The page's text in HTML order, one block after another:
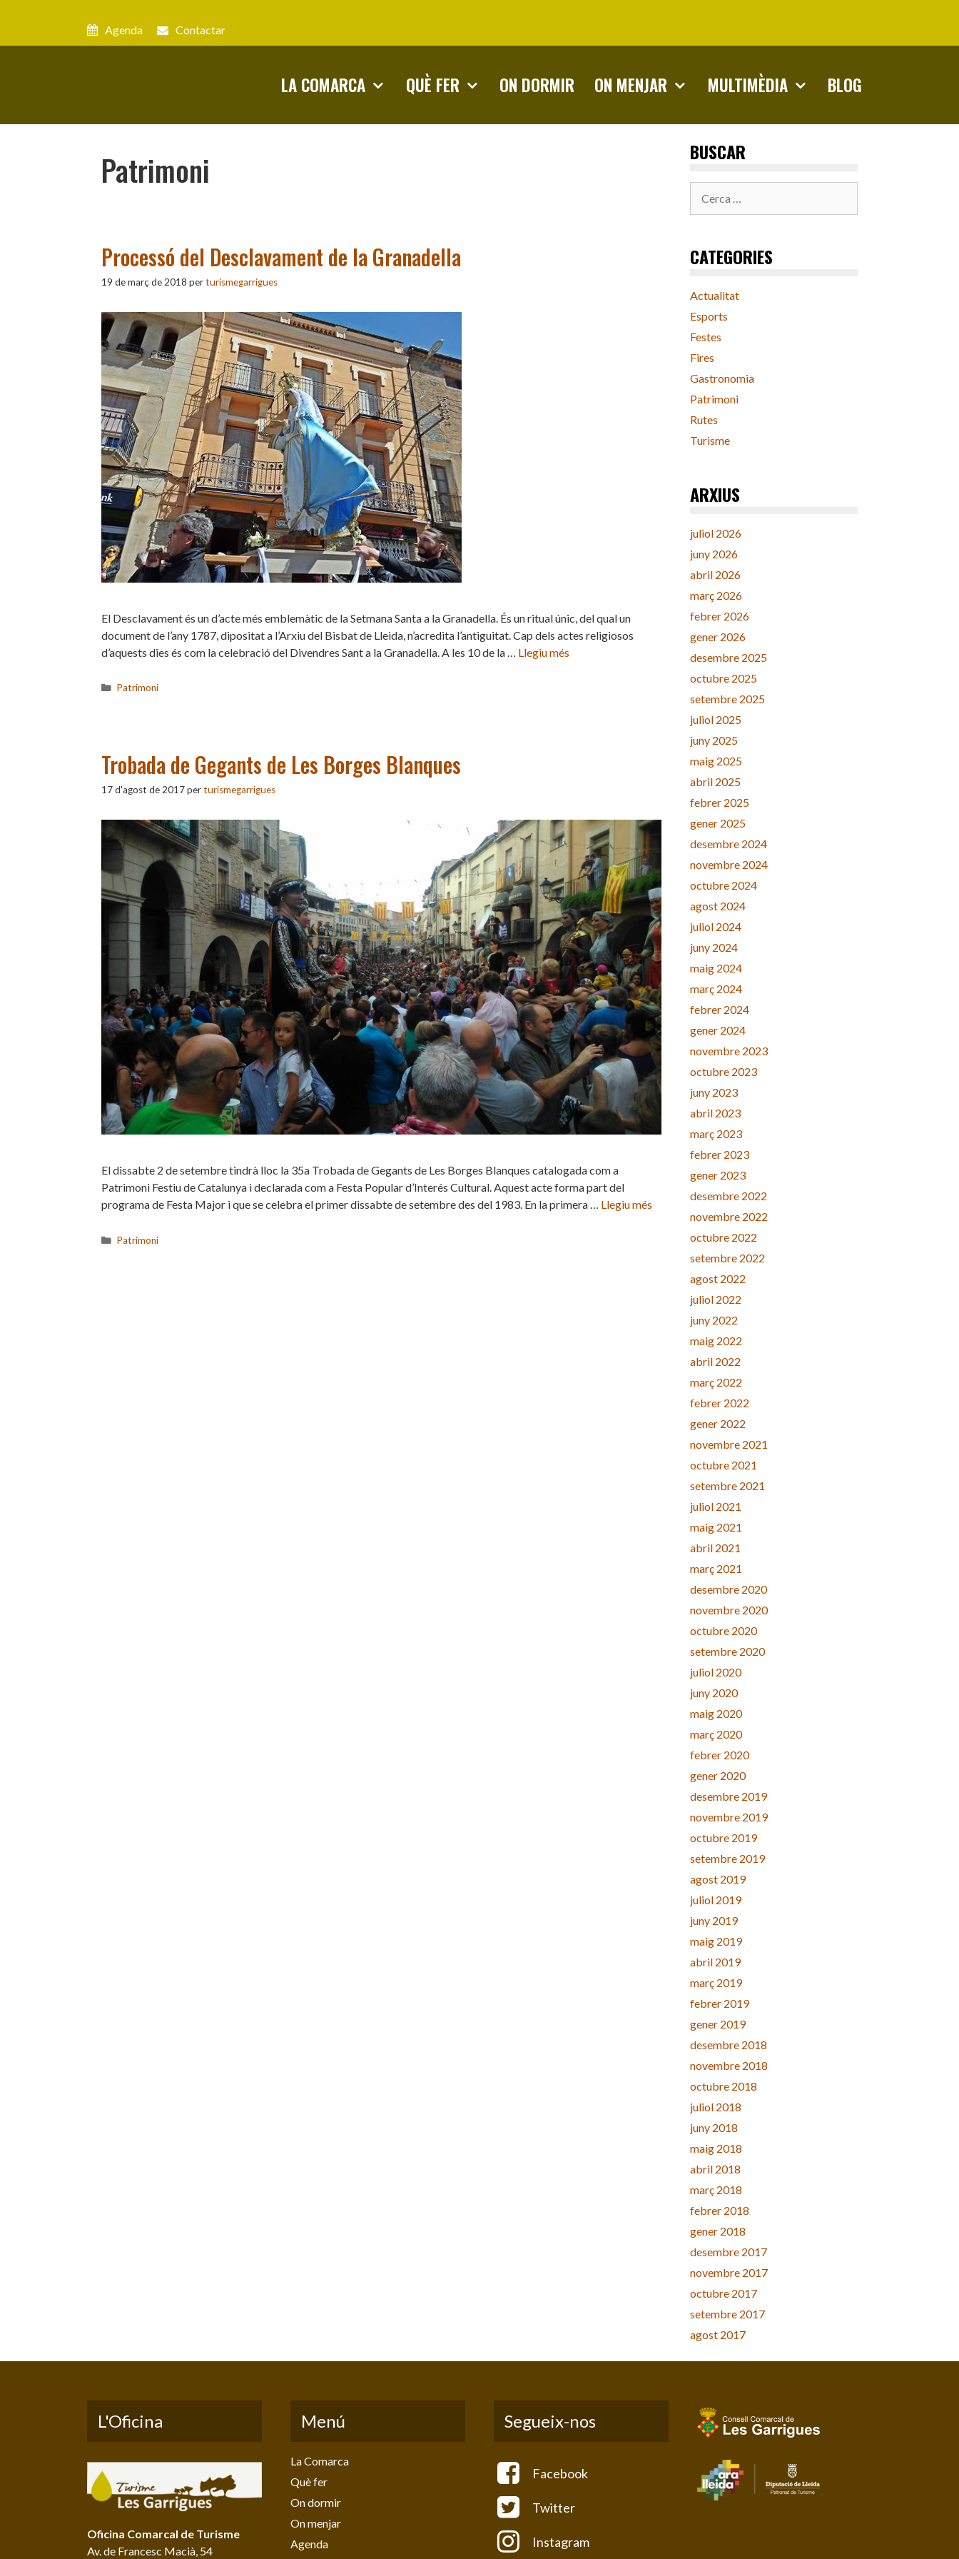
Agenda Contactar
LA COMARCA QUÈ FER ON DORMIR ON MENJAR MULTIMÈDIA BLOG
Patrimoni
Processó del Desclavament de la Granadella
19 de març de 2018 perturismegarrigues
El Desclavament és un d’acte més emblemàtic de la Setmana Santa a la Granadella. És un ritual únic, del qual un
document de l’any 1787, dipositat a l’Arxiu del Bisbat de Lleida, n’acredita l’antiguitat. Cap dels actes religiosos
d’aquests dies és com la celebració del Divendres Sant a la Granadella. A les 10 de la … Llegiu més
Categories
Patrimoni
Trobada de Gegants de Les Borges Blanques
17 d'agost de 2017perturismegarrigues
El dissabte 2 de setembre tindrà lloc la 35a Trobada de Gegants de Les Borges Blanques catalogada com a
Patrimoni Festiu de Catalunya i declarada com a Festa Popular d’Interés Cultural. Aquest acte forma part del
programa de Festa Major i que se celebra el primer dissabte de setembre des del 1983. En la primera … Llegiu més
Categories
Patrimoni
BUSCAR
CATEGORIES
Actualitat
Esports
Festes
Fires
Gastronomia
Patrimoni
Rutes
Turisme
ARXIUS
juliol 2026
juny 2026
abril 2026
març 2026
febrer 2026
gener 2026
desembre 2025
octubre 2025
setembre 2025
juliol 2025
juny 2025
maig 2025
abril 2025
febrer 2025
gener 2025
desembre 2024
novembre 2024
octubre 2024
agost 2024
juliol 2024
juny 2024
maig 2024
març 2024
febrer 2024
gener 2024
novembre 2023
octubre 2023
juny 2023
abril 2023
març 2023
febrer 2023
gener 2023
desembre 2022
novembre 2022
octubre 2022
setembre 2022
agost 2022
juliol 2022
juny 2022
maig 2022
abril 2022
març 2022
febrer 2022
gener 2022
novembre 2021
octubre 2021
setembre 2021
juliol 2021
maig 2021
abril 2021
març 2021
desembre 2020
novembre 2020
octubre 2020
setembre 2020
juliol 2020
juny 2020
maig 2020
març 2020
febrer 2020
gener 2020
desembre 2019
novembre 2019
octubre 2019
setembre 2019
agost 2019
juliol 2019
juny 2019
maig 2019
abril 2019
març 2019
febrer 2019
gener 2019
desembre 2018
novembre 2018
octubre 2018
juliol 2018
juny 2018
maig 2018
abril 2018
març 2018
febrer 2018
gener 2018
desembre 2017
novembre 2017
octubre 2017
setembre 2017
agost 2017
L'Oficina
Oficina Comarcal de Turisme
Av. de Francesc Macià, 54
Menú
La Comarca
Què fer
On dormir
On menjar
Agenda
Segueix-nos
Facebook
Twitter
Instagram